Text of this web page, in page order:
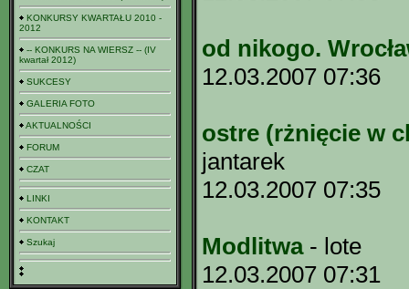
KONKURSY KWARTAŁU 2010 -
2012
-- KONKURS NA WIERSZ -- (IV
kwartał 2012)
SUKCESY
GALERIA FOTO
AKTUALNOŚCI
FORUM
CZAT
LINKI
KONTAKT
Szukaj
od nikogo.
12.03.2007 07:36
ostre (rżnięcie w
jantarek
12.03.2007 07:35
Modlitwa- lote
12.03.2007 07:31